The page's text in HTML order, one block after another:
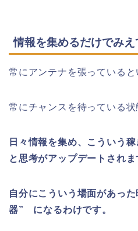
情報を集めるだけでみえ
常にアンテナを張っていると
常にチャンスを待っている状
日々情報を集め、こういう
と思考がアップデートされま
自分にこういう場面があっ
器” になるわけです。